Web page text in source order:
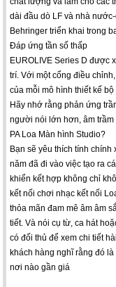
dài đầu dò LF và nhà
Behringer triển khai trong
Đáp ứng tần số thấp
EUROLIVE Series D được
trí. Với một cổng điều
của mỗi mô hình thiết kế
Hãy nhớ rằng phản ứng
người nói lớn hơn, âm trầm
PA Loa Màn hình Studio?
Bạn sẽ yêu thích tính
năm đã đi vào việc tạo ra
khiển kết hợp không chỉ
kết nối chơi nhạc kết nối
thỏa mãn đam mê âm âm
tiết. Và nói cụ từ, ca hát
có đối thủ để xem chi tiết
khách hàng nghĩ rằng đó
nơi nào gần giá